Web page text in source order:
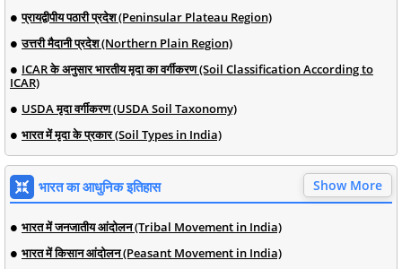
प्रायद्वीपीय पठारी प्रदेश (Peninsular Plateau Region)
उत्तरी मैदानी प्रदेश (Northern Plain Region)
ICAR के अनुसार भारतीय मृदा का वर्गीकरण (Soil Classification According to
ICAR)
USDA मृदा वर्गीकरण (USDA Soil Taxonomy)
भारत में मृदा के प्रकार (Soil Types in India)
भारत का आधुनिक इतिहास Show More
भारत में जनजातीय आंदोलन (Tribal Movement in India)
भारत में किसान आंदोलन (Peasant Movement in India)